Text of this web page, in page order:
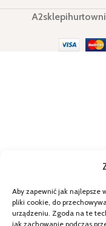
Aby zapewnić jak najlepsze
pliki cookie, do
urządzeniu. Zgoda na te
jak zachowanie podczas